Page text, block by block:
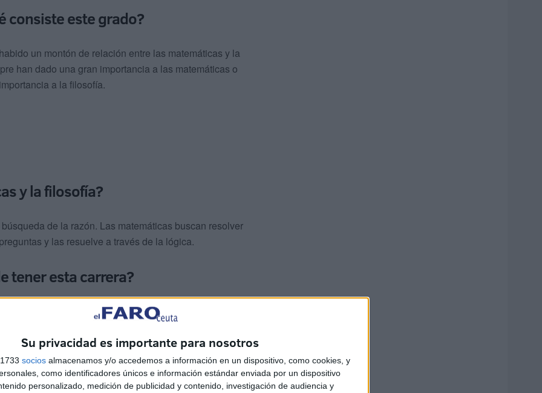
Su privacidad es importante para nosotros
socios almacenamos y/o accedemos a información en un dispositivo, como cookies, y
como identificadores únicos e información estándar enviada por un dispositivo
personalizado, medición de publicidad y contenido, investigación de audiencia y
consiste este grado?
un montón de relación entre las matemáticas y la
han dado una gran importancia a las matemáticas o
a la filosofía.
y la filosofía?
de la razón. Las matemáticas buscan resolver
y las resuelve a través de la lógica.
tener esta carrera?
sola dirección. Por ejemplo, está la docencia tanto
Artificial en las empresas o en la investigación